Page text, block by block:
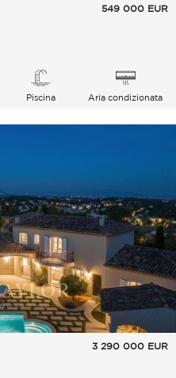
549 000 EUR
Piscina Aria condizionata
3 290 000 EUR